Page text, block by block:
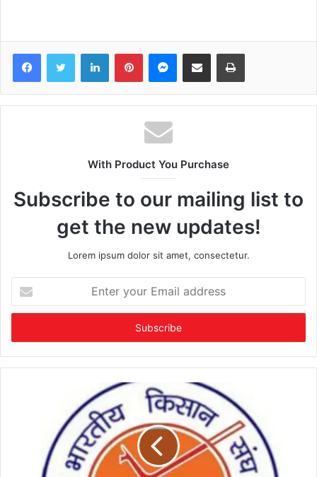
FacebookTwitter LinkedInPinterestMessenger
Share via Email Print
With Product You Purchase
Subscribe to our mailing list to
get the new updates!
Lorem ipsum dolor sit amet, consectetur.
your
Email